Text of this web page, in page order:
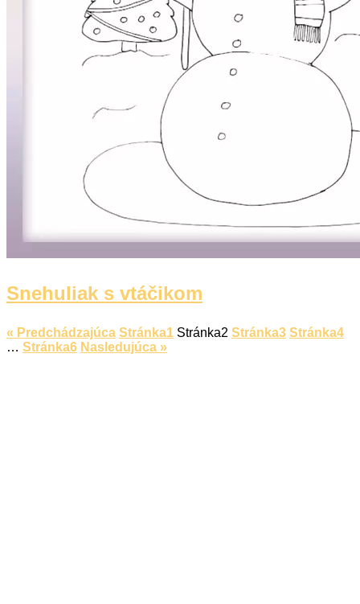
Snehuliak s vtáčikom
« Predchádzajúca Stránka1 Stránka2 Stránka3 Stránka4
… Stránka6 Nasledujúca »